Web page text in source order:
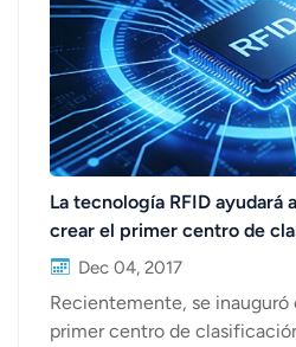
La tecnología RFID ayudará
crear el primer centro de
tripulado del mundo.
Dec 04, 2017
Recientemente, se
primer centro de